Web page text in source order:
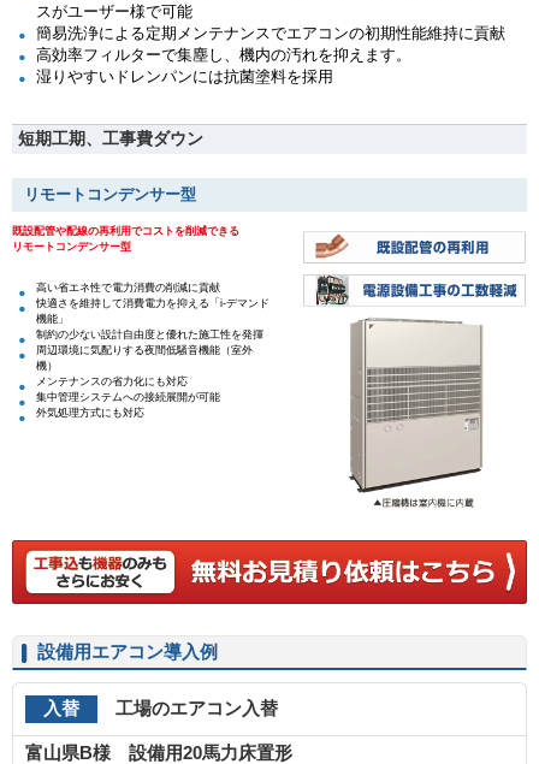
スがユーザー様で可能
簡易洗浄による定期メンテナンスでエアコンの初期性能維持に貢献
高効率フィルターで集塵し、機内の汚れを抑えます。
湿りやすいドレンパンには抗菌塗料を採用
短期工期、工事費ダウン
リモートコンデンサー型
既設配管や配線の再利用でコストを削減できる
リモートコンデンサー型
高い省エネ性で電力消費の削減に貢献
快適さを維持して消費電力を抑える「i-デマンド
機能」
制約の少ない設計自由度と優れた施工性を発揮
周辺環境に気配りする夜間低騒音機能（室外
機）
メンテナンスの省力化にも対応
集中管理システムへの接続展開が可能
外気処理方式にも対応
設備用エアコン導入例
入替 工場のエアコン入替
富山県B様 設備用20馬力床置形